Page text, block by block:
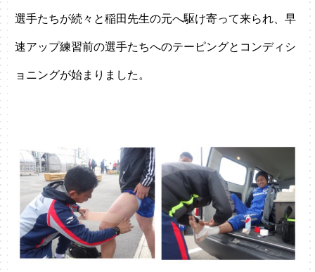
選手たちが続々と稲田先生の元へ駆け寄って来られ、早
速アップ練習前の選手たちへのテーピングとコンディシ
ョニングが始まりました。